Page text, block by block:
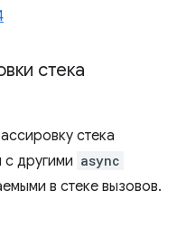
стека
стека
с другими async
в стеке вызовов.